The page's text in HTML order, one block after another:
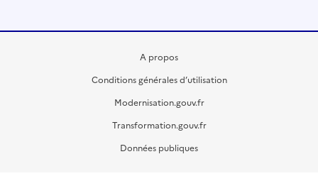
A propos
Conditions générales d’utilisation
Modernisation.gouv.fr
Transformation.gouv.fr
Données publiques